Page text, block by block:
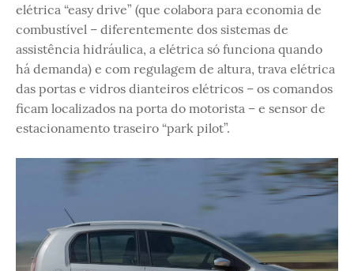
elétrica “easy drive” (que colabora para economia de
combustível – diferentemente dos sistemas de
assistência hidráulica, a elétrica só funciona quando
há demanda) e com regulagem de altura, trava elétrica
das portas e vidros dianteiros elétricos – os comandos
ficam localizados na porta do motorista – e sensor de
estacionamento traseiro “park pilot”.